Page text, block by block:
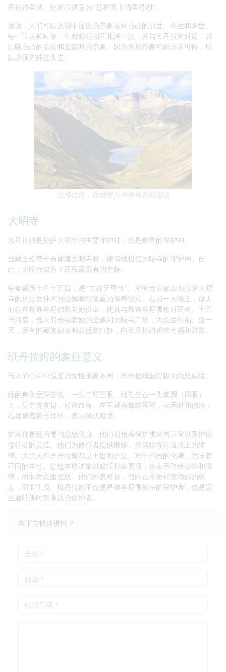
丹拉姆圣湖。拉姆拉措意为“悬在天上的圣母湖”。
据说，人们可以从湖中显现的景象看到自己的前世、今生和来世。
每一位达赖喇嘛一生都必须朝拜此湖一次，并与班丹拉姆对话，以
知晓自己的命运和圆寂时的景象。因为所见景象可能非常可怖，所
以必须先转过头去。
拉姆拉措，西藏最具传奇色彩的湖泊
大昭寺
班丹拉姆是拉萨大昭寺的主要守护神，也是财富的保护神。
当藏王松赞干布修建大昭寺时，便请她担任大昭寺的守护神。自
此，大昭寺成为了西藏最富有的寺院。
每年藏历十月十五日，是“吉祥天母节”。所有寺庙都会为拉萨大昭
寺的护法女神班丹拉姆举行隆重的供奉仪式。在前一天晚上，僧人
们会在释迦牟尼佛殿向她供奉，使其与释迦牟尼佛相对而坐。十五
日清晨，僧人们会抬着她的圣像到大昭寺广场，为众生祈福。这一
天，所有的藏族妇女都会盛装打扮，向班丹拉姆祈求幸福和财富。
班丹拉姆的象征意义
与人们心目中温柔的女性形象不同，班丹拉姆显得极为忿怒威猛。
她的身体呈深蓝色，一头二臂三眼。她侧坐在一头黄骡（四眼）
上，身穿虎皮裙，横跨血海。左耳戴着毒蛇耳环，表示听闻佛法；
右耳戴着狮子耳环，表示降伏魔障。
护法神是觉悟佛的忿怒化身。他们肩负着保护佛法僧三宝以及护佑
修行者的责任。他们为修行者提供顺缘，并清除修行道路上的障
碍。大黑天和班丹拉姆都是出世间护法。对于不同的化身，意味着
不同的本性。忿怒本尊通常以威猛形象显现，这表示降伏烦恼和障
碍，而非对众生发怒。他们外表可畏，但内在本质却充满佛的慈
悲，而非仇恨。班丹拉姆不仅是释迦牟尼佛教法的保护者，也是远
至迦叶佛时期佛法的保护者。
在下方快速提问？